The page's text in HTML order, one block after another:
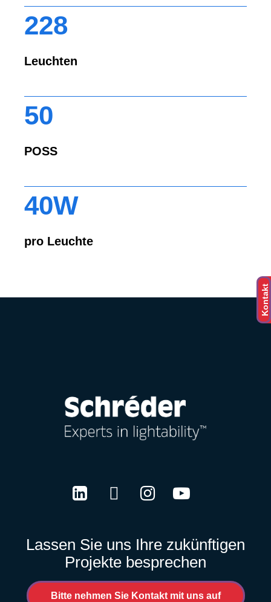
Kontakt
228
Leuchten
50
POSS
40W
pro Leuchte
Lassen Sie uns Ihre zukünftigen
Projekte besprechen
Bitte nehmen Sie Kontakt mit uns auf